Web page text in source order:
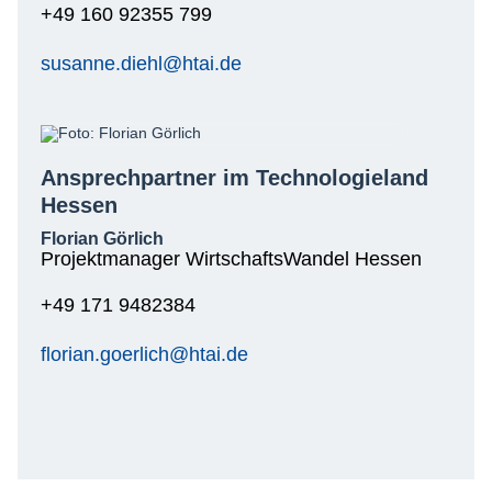
+49 160 92355 799
susanne.diehl@htai.de
Ansprechpartner im Technologieland
Hessen
Florian Görlich
Projektmanager WirtschaftsWandel Hessen
+49 171 9482384
florian.goerlich@htai.de